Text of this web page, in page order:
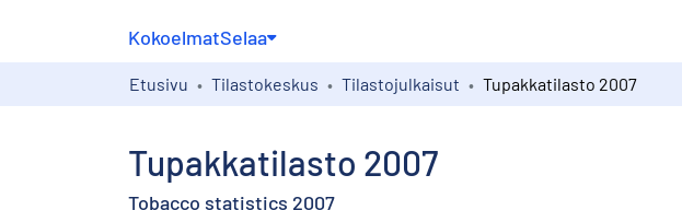
KokoelmatSelaa
Etusivu Tilastokeskus Tilastojulkaisut Tupakkatilasto 2007
Tupakkatilasto 2007
Tobacco statistics 2007